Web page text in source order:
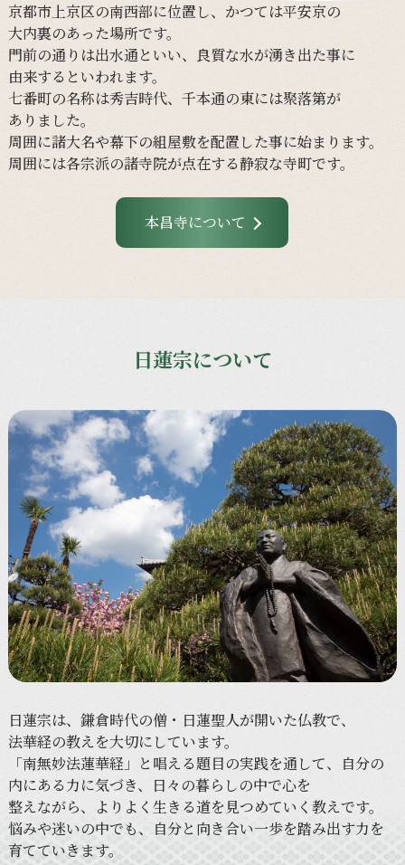
京都市上京区の南西部に位置し、 かつては平安京の
大内裏のあった場所です。
門前の通りは出水通といい、 良質な水が湧き出た事に
由来するといわれます。
七番町の名称は秀吉時代、 千本通の東には聚落第が
ありました。
周囲に諸大名や幕下の組屋敷を配置した事に始まります。
周囲には各宗派の諸寺院が点在する静寂な寺町です。
本昌寺について
日蓮宗について
日蓮宗は、 鎌倉時代の僧・日蓮聖人が開いた仏教で、
法華経の教えを大切にしています。
「南無妙法蓮華経」と唱える題目の実践を通して、
自分の
内にある力に気づき、 日々の暮らしの中で心を
整えながら、
より よく 生きる道を見つめていく 教えです。
悩みや迷いの中でも、 自分と向き合い一歩を踏み出す力を
育てていきます。